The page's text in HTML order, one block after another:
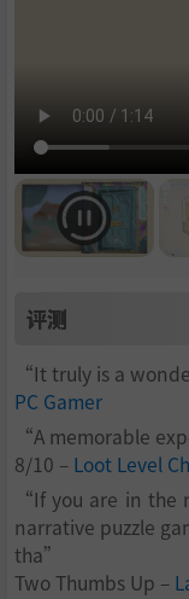
评测
“It truly is a
PC Gamer
“A memorable
8/10 – Loot Level
“If you are in the
narrative puzzle
tha”
Two Thumbs Up –